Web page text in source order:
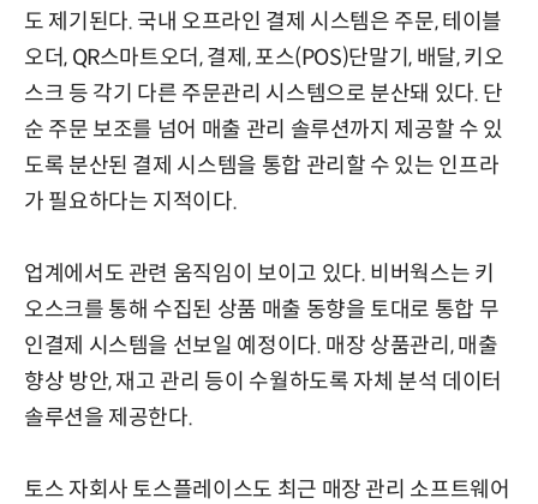
도 제기된다. 국내 오프라인 결제 시스템은 주문, 테이블
오더, QR스마트오더, 결제, 포스(POS)단말기, 배달, 키오
스크 등 각기 다른 주문관리 시스템으로 분산돼 있다. 단
순 주문 보조를 넘어 매출 관리 솔루션까지 제공할 수 있
도록 분산된 결제 시스템을 통합 관리할 수 있는 인프라
가 필요하다는 지적이다.
업계에서도 관련 움직임이 보이고 있다. 비버웍스는 키
오스크를 통해 수집된 상품 매출 동향을 토대로 통합 무
인결제 시스템을 선보일 예정이다. 매장 상품관리, 매출
향상 방안, 재고 관리 등이 수월하도록 자체 분석 데이터
솔루션을 제공한다.
토스 자회사 토스플레이스도 최근 매장 관리 소프트웨어